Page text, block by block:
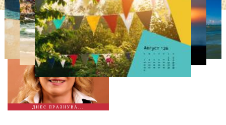
ДНЕС ПРАЗНУВА...
ДНЕС ПРАЗНУВАТ
Албена Павлова на 60:
Талант, хумор и
незабравими роли